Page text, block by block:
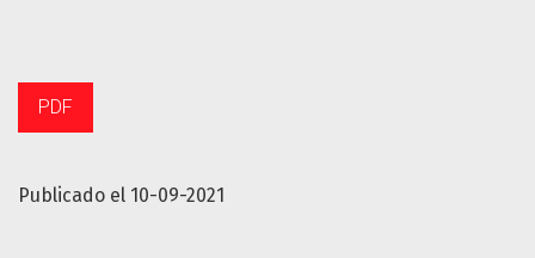
Publicado el 10-09-2021
PDF